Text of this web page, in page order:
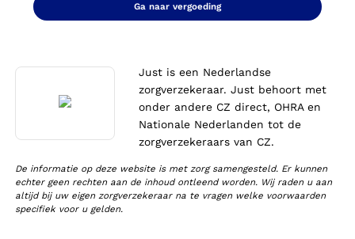
Ga naar vergoeding
Just is een Nederlandse
zorgverzekeraar. Just behoort met
onder andere CZ direct, OHRA en
Nationale Nederlanden tot de
zorgverzekeraars van CZ.
De informatie op deze website is met zorg samengesteld. Er kunnen
echter geen rechten aan de inhoud ontleend worden. Wij raden u aan
altijd bij uw eigen zorgverzekeraar na te vragen welke voorwaarden
specifiek voor u gelden.